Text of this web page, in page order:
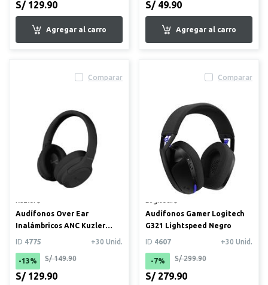
S/ 129.90 S/ 49.90
Comparar
Audífonos Over Ear
Inalámbricos ANC Kuzler
Soulbeat 60h
ID 4775 +30 Unid.
-13% S/ 149.90
S/ 129.90
Comparar
Audífonos Gamer Logitech
G321 Lightspeed Negro
ID 4607 +30 Unid.
-7% S/ 299.90
S/ 279.90